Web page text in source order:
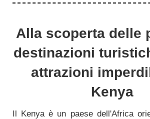
Alla scoperta delle
destinazioni
attrazioni
Kenya
Il Kenya è un paese dell'Africa